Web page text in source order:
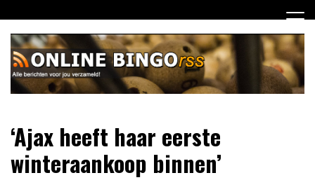
naar
inhoud
Online Bingo RSS
verzameld
‘Ajax heeft haar eerste
winteraankoop binnen’